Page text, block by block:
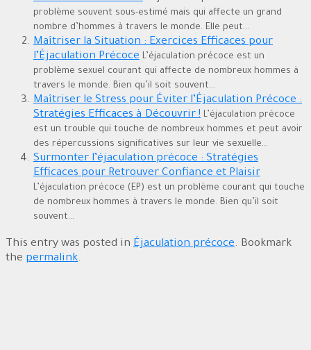
problème souvent sous-estimé mais qui affecte un grand
nombre d’hommes à travers le monde. Elle peut...
Maîtriser la Situation : Exercices Efficaces pour
l’Éjaculation Précoce L’éjaculation précoce est un
problème sexuel courant qui affecte de nombreux hommes à
travers le monde. Bien qu’il soit souvent...
Maîtriser le Stress pour Éviter l’Éjaculation Précoce :
Stratégies Efficaces à Découvrir ! L’éjaculation précoce
est un trouble qui touche de nombreux hommes et peut avoir
des répercussions significatives sur leur vie sexuelle...
Surmonter l’éjaculation précoce : Stratégies
Efficaces pour Retrouver Confiance et Plaisir
L’éjaculation précoce (EP) est un problème courant qui touche
de nombreux hommes à travers le monde. Bien qu’il soit
souvent...
This entry was posted in Éjaculation précoce. Bookmark
the permalink.